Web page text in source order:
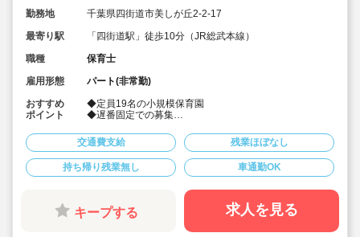
勤務地
千葉県四街道市美しが丘2-2-17
最寄り駅
「四街道駅」徒歩10分（JR総武本線）
職種
保育士
雇用形態
パート(非常勤)
おすすめ
ポイント
◆定員19名の小規模保育園
◆遅番固定での募集
◆週3日～相談可
◆車通勤可
交通費支給 残業ほぼなし
持ち帰り残業無し 車通勤OK
キープする 求人を見る